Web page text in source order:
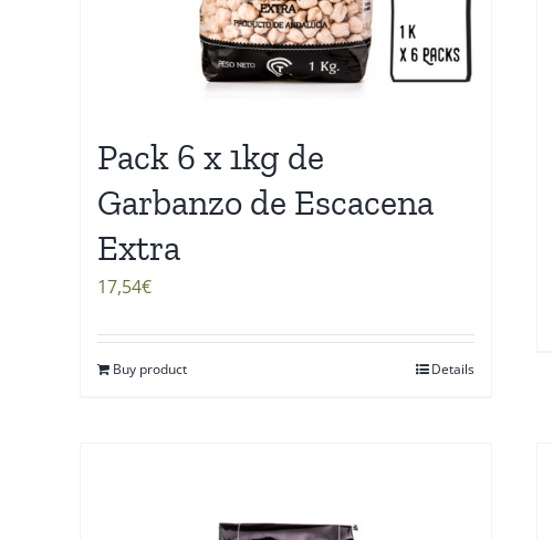
Pack 6 x 1kg de
Garbanzo de Escacena
Extra
17,54€
Buy product Details